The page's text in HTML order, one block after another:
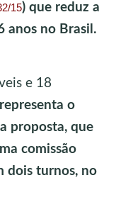
15) que reduz a
anos no Brasil.
e 18
o
proposta, que
comissão
dois turnos, no